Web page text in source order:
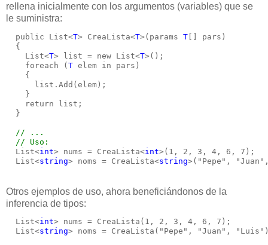
rellena inicialmente con los argumentos (variables) que se
le suministra:
  public List<
T> CreaLista<T>(params T [] pars)
  {
    List<
T> list = new List<T>();
    foreach (
T elem in pars)
    {
      list.Add(elem);
    }
    return list;
  }
// ...
  // Uso:
  List<
int> nums = CreaLista<int>(1, 2, 3, 4, 6, 7);
  List<
string> noms = CreaLista<string>("Pepe",
Otros ejemplos de uso, ahora beneficiándonos de la
inferencia de tipos:
  List<
int> nums = CreaLista(1, 2, 3, 4, 6, 7);
  List<
string> noms = CreaLista("Pepe", "Juan",